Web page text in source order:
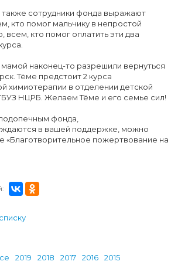
также сотрудники фонда выражают
кто помог мальчику в непростой
всем, кто помог оплатить эти два
наконец-то разрешили вернуться
Тёме предстоит 2 курса
химиотерапии в отделении детской
НЦРБ. Желаем Тёме и его семье сил!
фонда,
в вашей поддержке, можно
«Благотворительное пожертвование на
2019 2018 2017 2016 2015